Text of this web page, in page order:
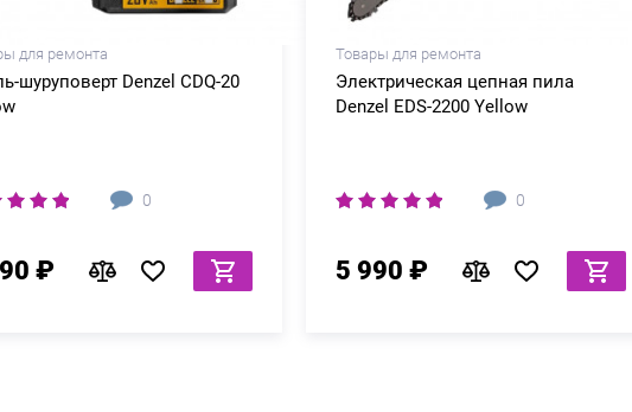
для ремонта
шуруповерт Denzel CDQ-20
0
₽
Товары для ремонта
Электрическая цепная пила
Denzel EDS-2200 Yellow
0
5 990 ₽